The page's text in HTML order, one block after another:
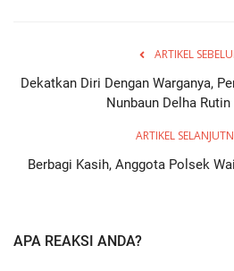
ARTIKEL
Dekatkan Diri Dengan Warganya,
Nunbaun Delha
ARTIKEL
Berbagi Kasih, Anggota Polsek
APA REAKSI ANDA?